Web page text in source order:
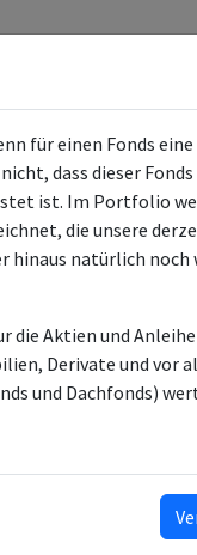
PIMCO GIS US Invt Grd
IE00BK5WW044
IE000XN40ZZ5
IE00BDBBRD46
ISINs ausklappen
für einen Fonds
dass dieser Fonds
ist. Im Portfolio
die unsere
hinaus natürlich noch
die Aktien und
Derivate und vor
und Dachfonds)